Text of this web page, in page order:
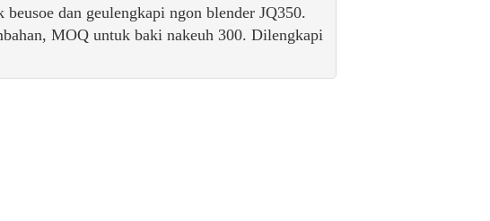
dan geulengkapi ngon blender JQ350.
MOQ untuk baki nakeuh 300. Dilengkapi